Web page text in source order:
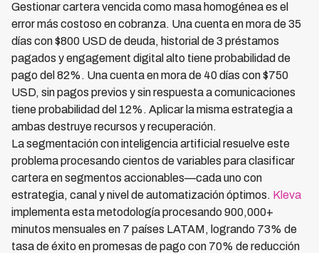
Gestionar cartera vencida como masa homogénea es el
error más costoso en cobranza. Una cuenta en mora de 35
días con $800 USD de deuda, historial de 3 préstamos
pagados y engagement digital alto tiene probabilidad de
pago del 82%. Una cuenta en mora de 40 días con $750
USD, sin pagos previos y sin respuesta a comunicaciones
tiene probabilidad del 12%. Aplicar la misma estrategia a
ambas destruye recursos y recuperación.
La segmentación con inteligencia artificial resuelve este
problema procesando cientos de variables para clasificar
cartera en segmentos accionables—cada uno con
estrategia, canal y nivel de automatización óptimos. Kleva
implementa esta metodología procesando 900,000+
minutos mensuales en 7 países LATAM, logrando 73% de
tasa de éxito en promesas de pago con 70% de reducción